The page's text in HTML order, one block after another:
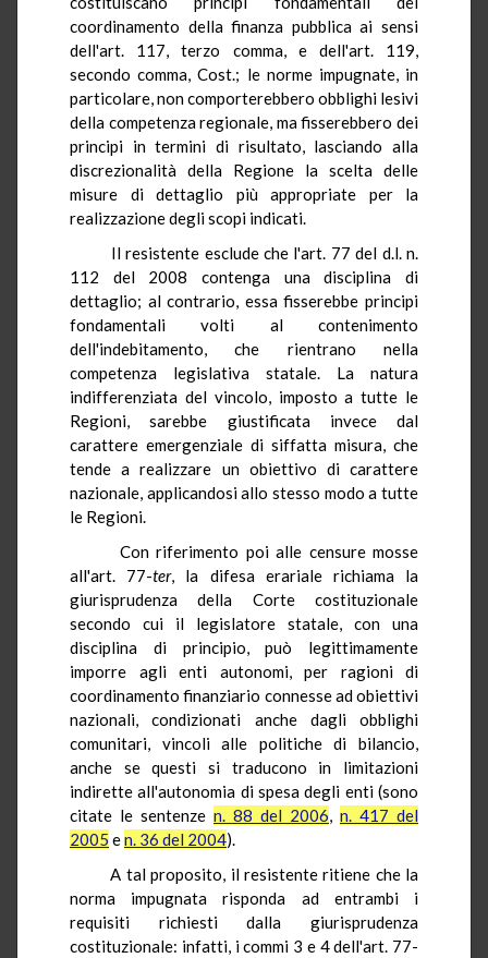
coordinamento della finanza pubblica ai sensi
dell'art. 117, terzo comma, e dell'art. 119,
secondo comma, Cost.; le norme impugnate, in
particolare, non comporterebbero obblighi lesivi
della competenza regionale, ma fisserebbero dei
principi in termini di risultato, lasciando alla
discrezionalità della Regione la scelta delle
misure di dettaglio più appropriate per la
realizzazione degli scopi indicati.
Il resistente esclude che l'art. 77 del d.l. n.
112 del 2008 contenga una disciplina di
dettaglio; al contrario, essa fisserebbe principi
fondamentali volti al contenimento
dell'indebitamento, che rientrano nella
competenza legislativa statale. La natura
indifferenziata del vincolo, imposto a tutte le
Regioni, sarebbe giustificata invece dal
carattere emergenziale di siffatta misura, che
tende a realizzare un obiettivo di carattere
nazionale, applicandosi allo stesso modo a tutte
le Regioni.
Con riferimento poi alle censure mosse
all'art. 77-ter, la difesa erariale richiama la
giurisprudenza della Corte costituzionale
secondo cui il legislatore statale, con una
disciplina di principio, può legittimamente
imporre agli enti autonomi, per ragioni di
coordinamento finanziario connesse ad obiettivi
nazionali, condizionati anche dagli obblighi
comunitari, vincoli alle politiche di bilancio,
anche se questi si traducono in limitazioni
indirette all'autonomia di spesa degli enti (sono
citate le sentenze n. 88 del 2006, n. 417 del
2005 en. 36 del 2004).
A tal proposito, il resistente ritiene che la
norma impugnata risponda ad entrambi i
requisiti richiesti dalla giurisprudenza
costituzionale: infatti, i commi 3 e 4 dell'art. 77-